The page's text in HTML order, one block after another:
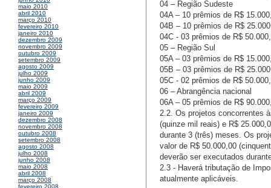
maio 2010
abril 2010
março 2010
fevereiro 2010
janeiro 2010
dezembro 2009
novembro 2009
outubro 2009
setembro 2009
agosto 2009
julho 2009
junho 2009
maio 2009
abril 2009
março 2009
fevereiro 2009
janeiro 2009
dezembro 2008
novembro 2008
outubro 2008
setembro 2008
agosto 2008
julho 2008
junho 2008
maio 2008
abril 2008
março 2008
04 – Região Sudeste
04A – 10 prêmios de R$
04B – 10 prêmios de R$
04C - 03 prêmios de R$
05 – Região Sul
05A – 03 prêmios de R$
05B – 03 prêmios de R$
05C - 02 prêmios de R$
06 – Abrangência nacional
06A – 05 prêmios de R$
2.2. Os projetos concorrentes
(quinze mil reais) e R$
durante 3 (três) meses. Os
valor de R$ 50.000,00
deverão ser executados
2.3 - Haverá tributação de
atualmente aplicáveis.